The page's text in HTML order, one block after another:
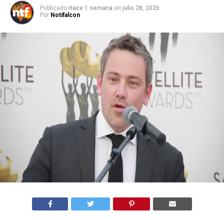
Publicado Hace 1 semana on julio 28, 2026
Por Notifalcon